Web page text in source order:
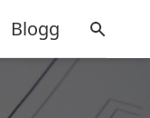
Blogg